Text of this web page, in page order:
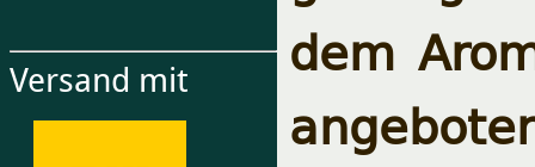
Versand mit
dem